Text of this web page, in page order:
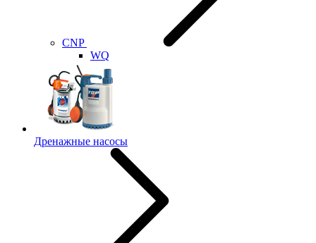
CNP
WQ
Дренажные насосы